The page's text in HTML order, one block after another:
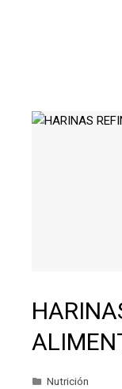
Nutrición